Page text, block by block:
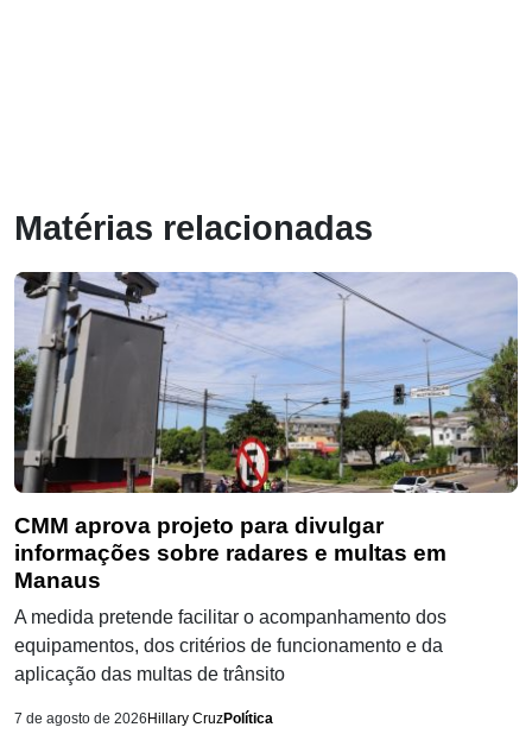
Matérias relacionadas
CMM aprova projeto para divulgar
informações sobre radares e multas em
Manaus
A medida pretende facilitar o acompanhamento dos
equipamentos, dos critérios de funcionamento e da
aplicação das multas de trânsito
7 de agosto de 2026 Hillary CruzPolítica